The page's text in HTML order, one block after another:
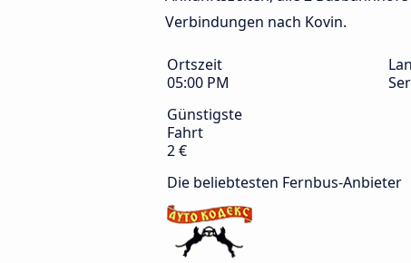
Verbindungen nach Kovin.
Ortszeit
05:00 PM
Günstigste
Fahrt
2 €
Die beliebtesten Fernbus-Anbieter